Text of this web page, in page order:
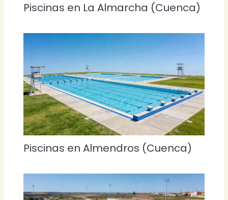
Piscinas en La Almarcha (Cuenca)
Piscinas en Almendros (Cuenca)